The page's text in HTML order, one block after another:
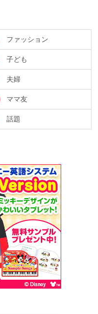
ファッション
子ども
夫婦
ママ友
話題